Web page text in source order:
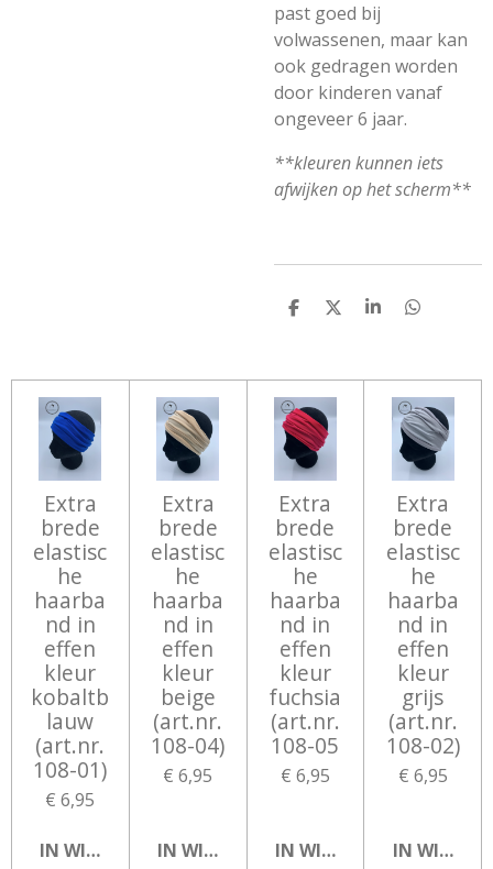
past goed bij
volwassenen, maar kan
ook gedragen worden
door kinderen vanaf
ongeveer 6 jaar.
**kleuren kunnen iets
afwijken op het scherm**
D
N
D
S
E
D
N
Extra
brede
elastisc
he
haarba
nd in
effen
kleur
kobaltb
lauw
(art.nr.
108-01)
€ 6,95
IN WINKELWAGEN
Extra
brede
elastisc
he
haarba
nd in
effen
kleur
beige
(art.nr.
108-04)
€ 6,95
IN WINKELWAGEN
Extra
brede
elastisc
he
haarba
nd in
effen
kleur
fuchsia
(art.nr.
108-05
€ 6,95
IN WINKELWAGEN
Extra
brede
elastisc
he
haarba
nd in
effen
kleur
grijs
(art.nr.
108-02)
€ 6,95
IN